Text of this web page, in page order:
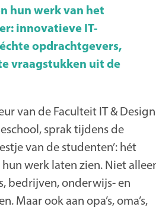
hun werk van het
innovatieve IT-
opdrachtgevers,
vraagstukken uit de
van de Faculteit IT & Design
sprak tijdens de
van de studenten’: hét
werk laten zien. Niet
bedrijven, onderwijs- en
Maar ook aan opa’s, oma’s,